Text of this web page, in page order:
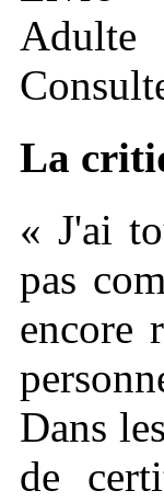
Adulte
La
« J'ai
pas
encore
Dans
de